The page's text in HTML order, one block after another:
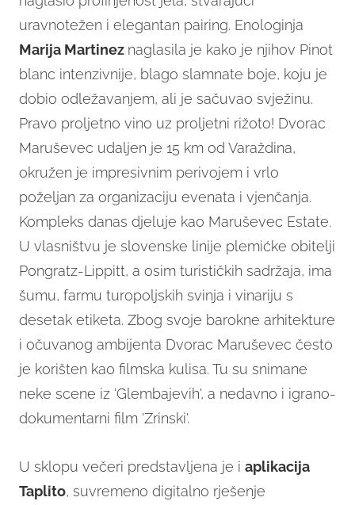
uravnotežen i elegantan pairing. Enologinja
Marija Martinez naglasila je kako je njihov Pinot
blanc intenzivnije, blago slamnate boje, koju je
dobio odležavanjem, ali je sačuvao svježinu.
Pravo proljetno vino uz proljetni rižoto! Dvorac
Maruševec udaljen je 15 km od Varaždina,
okružen je impresivnim perivojem i vrlo
poželjan za organizaciju evenata i vjenčanja.
Kompleks danas djeluje kao Maruševec Estate.
U vlasništvu je slovenske linije plemićke obitelji
Pongratz-Lippitt, a osim turističkih sadržaja, ima
šumu, farmu turopoljskih svinja i vinariju s
desetak etiketa. Zbog svoje barokne arhitekture
i očuvanog ambijenta Dvorac Maruševec često
je korišten kao filmska kulisa. Tu su snimane
neke scene iz 'Glembajevih', a nedavno i igrano-
dokumentarni film 'Zrinski'.
U sklopu večeri predstavljena je i aplikacija
Taplito, suvremeno digitalno rješenje